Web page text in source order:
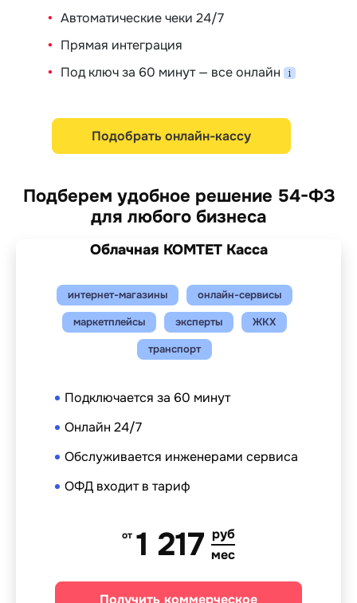
Автоматические чеки 24/7
Прямая интеграция
Под ключ за 60 минут — все онлайн
Подобрать онлайн-кассу
Подберем удобное решение 54-ФЗ
для любого бизнеса
Облачная КОМТЕТ Касса
интернет-магазины
онлайн-сервисы
маркетплейсы
эксперты
ЖКХ
транспорт
Подключается за 60 минут
Онлайн 24/7
Обслуживается инженерами сервиса
ОФД входит в тариф
от 1 217 руб
мес
Получить коммерческое